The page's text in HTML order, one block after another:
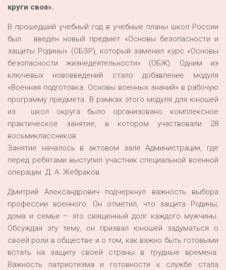
круги своя».
В прошедший учебный год в учебные планы школ России
был введён новый предмет «Основы безопасности и
защиты Родины» (ОБЗР), который заменил курс «Основы
безопасности жизнедеятельности» (ОБЖ). Одним из
ключевых нововведений стало добавление модуля
«Военная подготовка. Основы военных знаний» в рабочую
программу предмета. В рамках этого модуля для юношей
из школ округа было организовано комплексное
практическое занятие, в котором участвовали 28
восьмиклассников.
Занятие началось в актовом зале Администрации, где
перед ребятами выступил участник специальной военной
операции Д. А. Жебраков.
Дмитрий Александрович подчеркнул важность выбора
профессии военного. Он отметил, что защита Родины,
дома и семьи – это священный долг каждого мужчины.
Обсуждая эту тему, он призвал юношей задуматься о
своей роли в обществе и о том, как важно быть готовыми
встать на защиту своей страны в трудные времена.
Важность патриотизма и готовности к службе стала